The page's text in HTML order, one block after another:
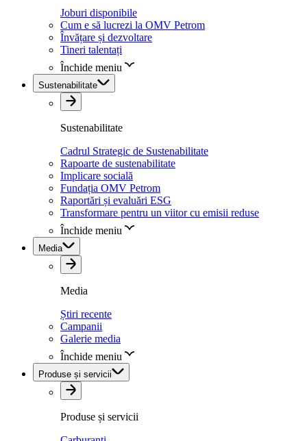
Joburi disponibile
Cum e să lucrezi la OMV Petrom
Învățare și dezvoltare
Tineri talentați
Închide meniu
Sustenabilitate
Sustenabilitate
Cadrul Strategic de Sustenabilitate
Rapoarte de sustenabilitate
Implicare socială
Fundația OMV Petrom
Raportări și evaluări ESG
Transformare pentru un viitor cu emisii reduse
Închide meniu
Media
Media
Știri recente
Campanii
Galerie media
Închide meniu
Produse și servicii
Produse și servicii